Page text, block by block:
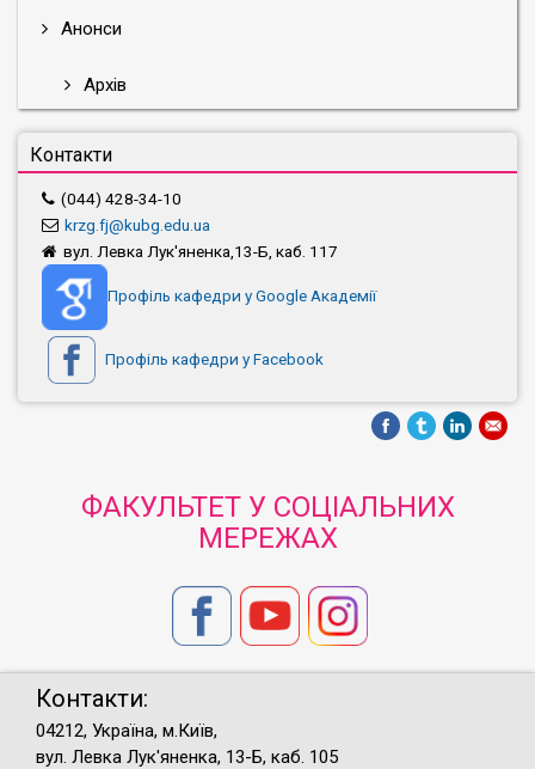
Анонси
Архів
Контакти
(044) 428-34-10
krzg.fj@kubg.edu.ua
вул. Левка Лук'яненка,13-Б, каб. 117
Профіль кафедри у Google Академії
Профіль кафедри у Facebook
ФАКУЛЬТЕТ У СОЦІАЛЬНИХ
МЕРЕЖАХ
Контакти:
04212, Україна, м.Київ,
вул. Левка Лук'яненка, 13-Б, каб. 105